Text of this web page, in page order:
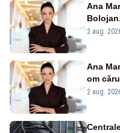
Ana
2 aug.
Ana
om
2 aug.